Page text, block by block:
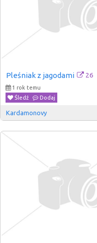
Pleśniak z jagodami 26
1 rok temu
Śledź
Dodaj
Kardamonovy